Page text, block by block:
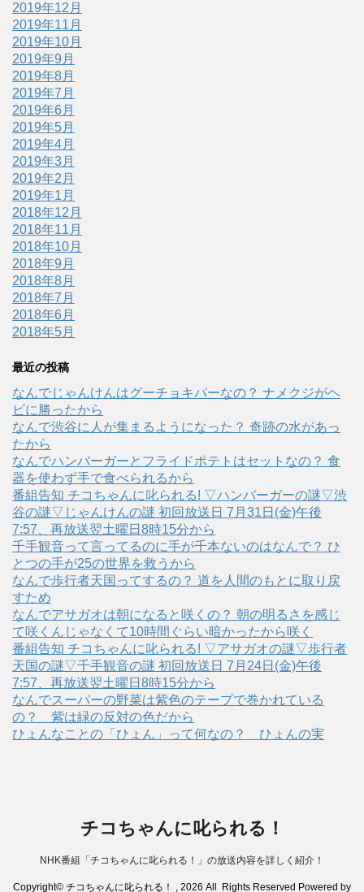
2019年12月
2019年11月
2019年10月
2019年9月
2019年8月
2019年7月
2019年6月
2019年5月
2019年4月
2019年3月
2019年2月
2019年1月
2018年12月
2018年11月
2018年10月
2018年9月
2018年8月
2018年7月
2018年6月
2018年5月
最近の投稿
なんでじゃんけんはグーチョキパーなの？ ナメクジがヘ
ビに勝ったから
なんで渋谷に人が集まるようになった？ 奇跡の水があっ
たから
なんでハンバーガーとフライドポテトはセットなの？ 食
器を使わず手で食べられるから
番組告知 チコちゃんに叱られる! ▽ハンバーガーの謎▽渋
谷の謎▽じゃんけんの謎 初回放送日 7月31日(金)午後
7:57、再放送翌土曜日8時15分から
千手観音って言ってるのに手が千本ないのはなんで？ ひ
とつの手が25の世界を救うから
なんで歩行者天国ってするの？ 道を人間のもとに取り戻
すため
なんでアサガオは朝になると咲くの？ 朝の明るさを感じ
て咲くんじゃなくて10時間ぐらい暗かったから咲く
番組告知 チコちゃんに叱られる! ▽アサガオの謎▽歩行者
天国の謎▽千手観音の謎 初回放送日 7月24日(金)午後
7:57、再放送翌土曜日8時15分から
なんでスーパーの野菜は紫色のテープで巻かれている
の？ 紫は緑の反対の色だから
ひょんなことの「ひょん」って何なの？ ひょんの実
チコちゃんに叱られる！
NHK番組「チコちゃんに叱られる！」の放送内容を詳しく紹介！
Copyright© チコちゃんに叱られる！ , 2026 All Rights Reserved Powered by